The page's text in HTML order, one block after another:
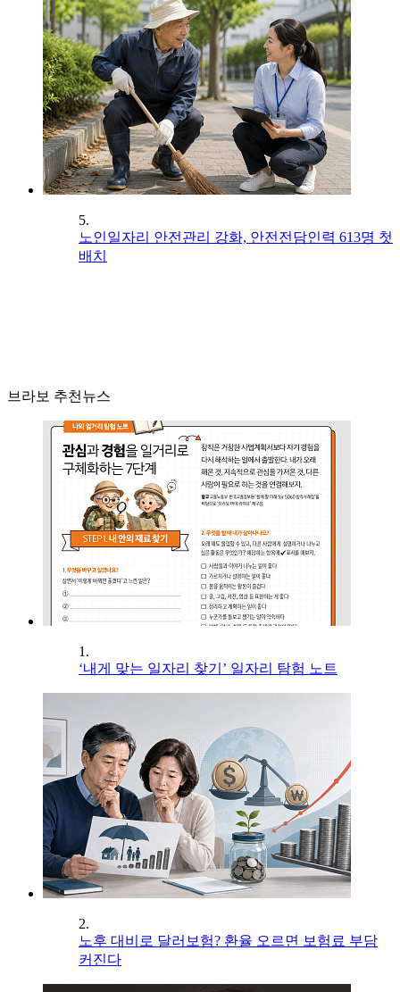
5.
노인일자리 안전관리 강화, 안전전담인력 613명 첫
배치
브라보 추천뉴스
1.
‘내게 맞는 일자리 찾기’ 일자리 탐험 노트
2.
노후 대비로 달러보험? 환율 오르면 보험료 부담
커진다